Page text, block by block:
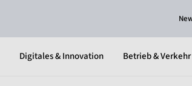
Digitales & Innovation Betrieb & Verkehr